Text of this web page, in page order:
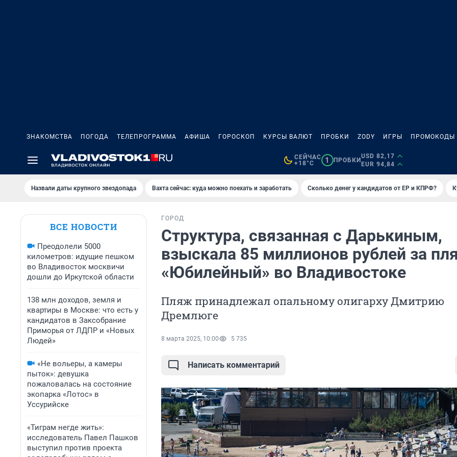
ЗНАКОМСТВА ПОГОДА ТЕЛЕПРОГРАММА АФИША ГОРОСКОП КУРСЫ ВАЛЮТ ПРОБКИ ZODY ИГРЫ ПРОМОКОДЫ
СЕЙЧАС
+18°C
1 ПРОБКИ
USD 82,17
EUR 94,84
Назвали даты крупного звездопада Вахта сейчас: куда можно поехать и заработать Сколько денег у кандидатов от ЕР и КПРФ?
ВСЕ НОВОСТИ
Преодолели 5000
километров: идущие пешком
во Владивосток москвичи
дошли до Иркутской области
138 млн доходов, земля и
квартиры в Москве: что есть у
кандидатов в Заксобрание
Приморья от ЛДПР и «Новых
Людей»
«Не вольеры, а камеры
пыток»: девушка
пожаловалась на состояние
экопарка «Лотос» в
Уссурийске
«Тиграм негде жить»:
исследователь Павел Пашков
выступил против проекта
ГОРОД
Структура, связанная с Дарькиным,
взыскала 85 миллионов рублей за
«Юбилейный» во Владивостоке
Пляж принадлежал опальному олигарху Дмитрию
Дремлюге
8 марта 2025, 10:00 5 735
Написать комментарий